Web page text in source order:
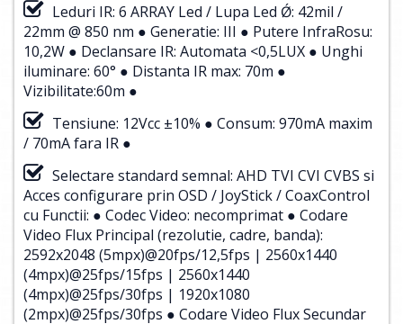
Leduri IR: 6 ARRAY Led / Lupa Led Ǿ: 42mil /
22mm @ 850 nm ● Generatie: III ● Putere InfraRosu:
10,2W ● Declansare IR: Automata <0,5LUX ● Unghi
iluminare: 60° ● Distanta IR max: 70m ●
Vizibilitate:60m ●
Tensiune: 12Vcc ±10% ● Consum: 970mA maxim
/ 70mA fara IR ●
Selectare standard semnal: AHD TVI CVI CVBS si
Acces configurare prin OSD / JoyStick / CoaxControl
cu Functii: ● Codec Video: necomprimat ● Codare
Video Flux Principal (rezolutie, cadre, banda):
2592x2048 (5mpx)@20fps/12,5fps | 2560x1440
(4mpx)@25fps/15fps | 2560x1440
(4mpx)@25fps/30fps | 1920x1080
(2mpx)@25fps/30fps ● Codare Video Flux Secundar